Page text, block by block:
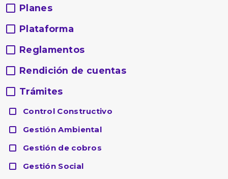
Planes
Plataforma
Reglamentos
Rendición de cuentas
Trámites
Control Constructivo
Gestión Ambiental
Gestión de cobros
Gestión Social